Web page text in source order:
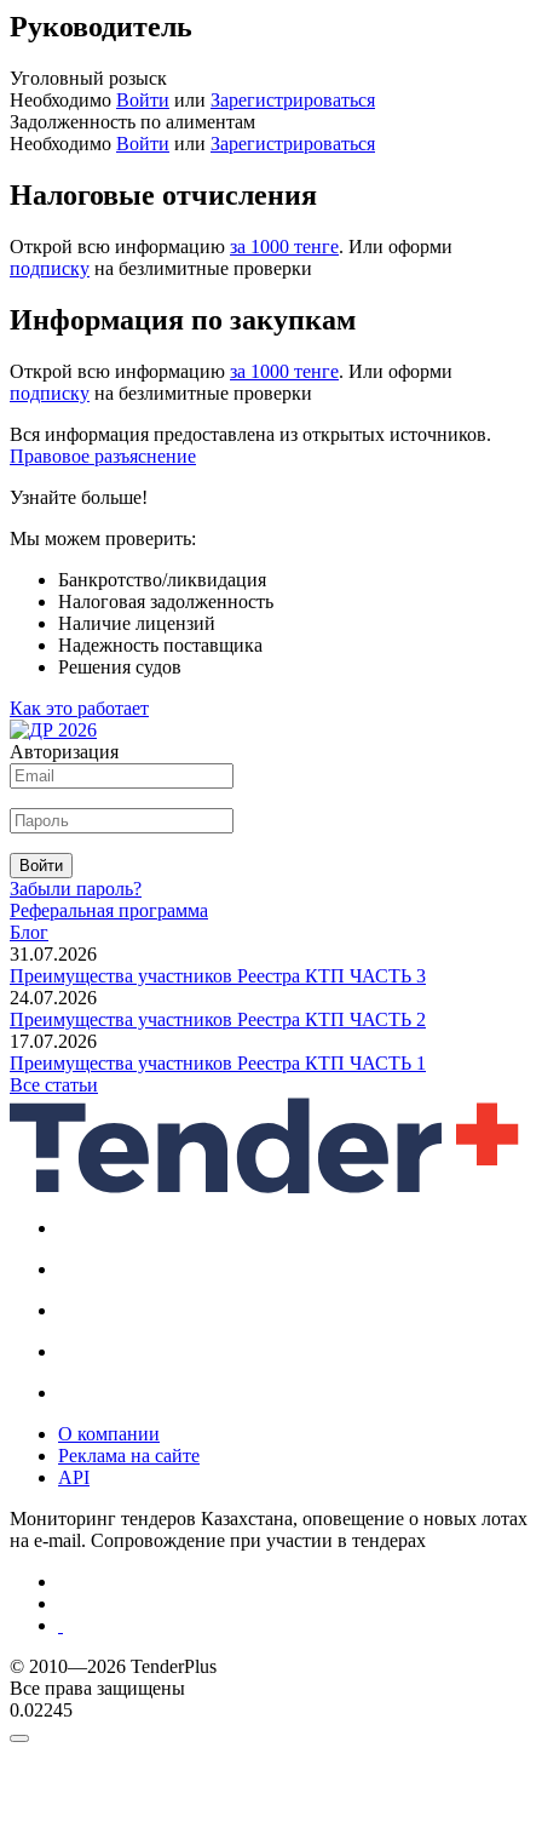
Руководитель
Уголовный розыск
Необходимо Войти или Зарегистрироваться
Задолженность по алиментам
Необходимо Войти или Зарегистрироваться
Налоговые отчисления
Открой всю информацию за 1000 тенге. Или оформи
подписку на безлимитные проверки
Информация по закупкам
Открой всю информацию за 1000 тенге. Или оформи
подписку на безлимитные проверки
Вся информация предоставлена из открытых источников.
Правовое разъяснение
Узнайте больше!
Мы можем проверить:
Банкротство/ликвидация
Налоговая задолженность
Наличие лицензий
Надежность поставщика
Решения судов
Как это работает
Авторизация
Войти
Забыли пароль?
Реферальная программа
Блог
31.07.2026
Преимущества участников Реестра КТП ЧАСТЬ 3
24.07.2026
Преимущества участников Реестра КТП ЧАСТЬ 2
17.07.2026
Преимущества участников Реестра КТП ЧАСТЬ 1
Все статьи
О компании
Реклама на сайте
API
Мониторинг тендеров Казахстана, оповещение о новых лотах
на e-mail. Сопровождение при участии в тендерах
© 2010—2026 TenderPlus
Все права защищены
0.02245